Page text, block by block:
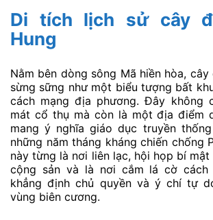
Di tích lịch sử cây
Hung
Nằm bên dòng sông Mã hiền hòa,
sừng sững như một biểu tượng bất
cách mạng địa phương. Đây không
mát cổ thụ mà còn là một địa điểm
mang ý nghĩa giáo dục truyền
những năm tháng kháng chiến chống
này từng là nơi liên lạc, hội họp bí
cộng sản và là nơi cắm lá cờ cách
khẳng định chủ quyền và ý chí tự
vùng biên cương.